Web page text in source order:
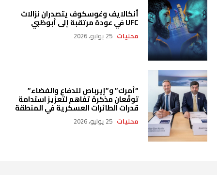
أنكالايف وغوسكوف يتصدران نزالات
UFC في عودة مرتقبة إلى أبوظبي
محليات 25 يوليو، 2026
“أمرك” و”إيرباص للدفاع والفضاء”
توقّعان مذكرة تفاهم لتعزيز استدامة
قدرات الطائرات العسكرية في المنطقة
محليات 25 يوليو، 2026